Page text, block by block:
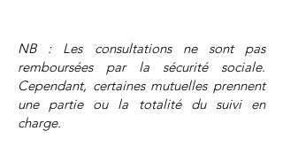
NB : Les consultations ne sont pas
remboursées par la sécurité sociale.
Cependant, certaines mutuelles prennent
une partie ou la totalité du suivi en
charge.